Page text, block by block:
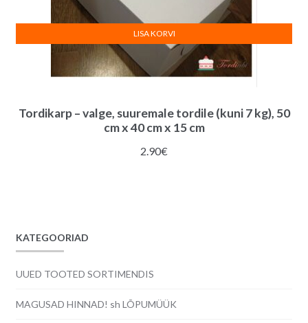
Tordikarp – valge, suuremale tordile (kuni 7 kg), 50
cm x 40 cm x 15 cm
2.90€
LISA KORVI
KATEGOORIAD
UUED TOOTED SORTIMENDIS
MAGUSAD HINNAD! sh LÕPUMÜÜK